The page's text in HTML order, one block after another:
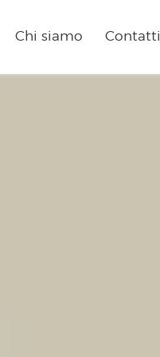
Chi siamo Contatti